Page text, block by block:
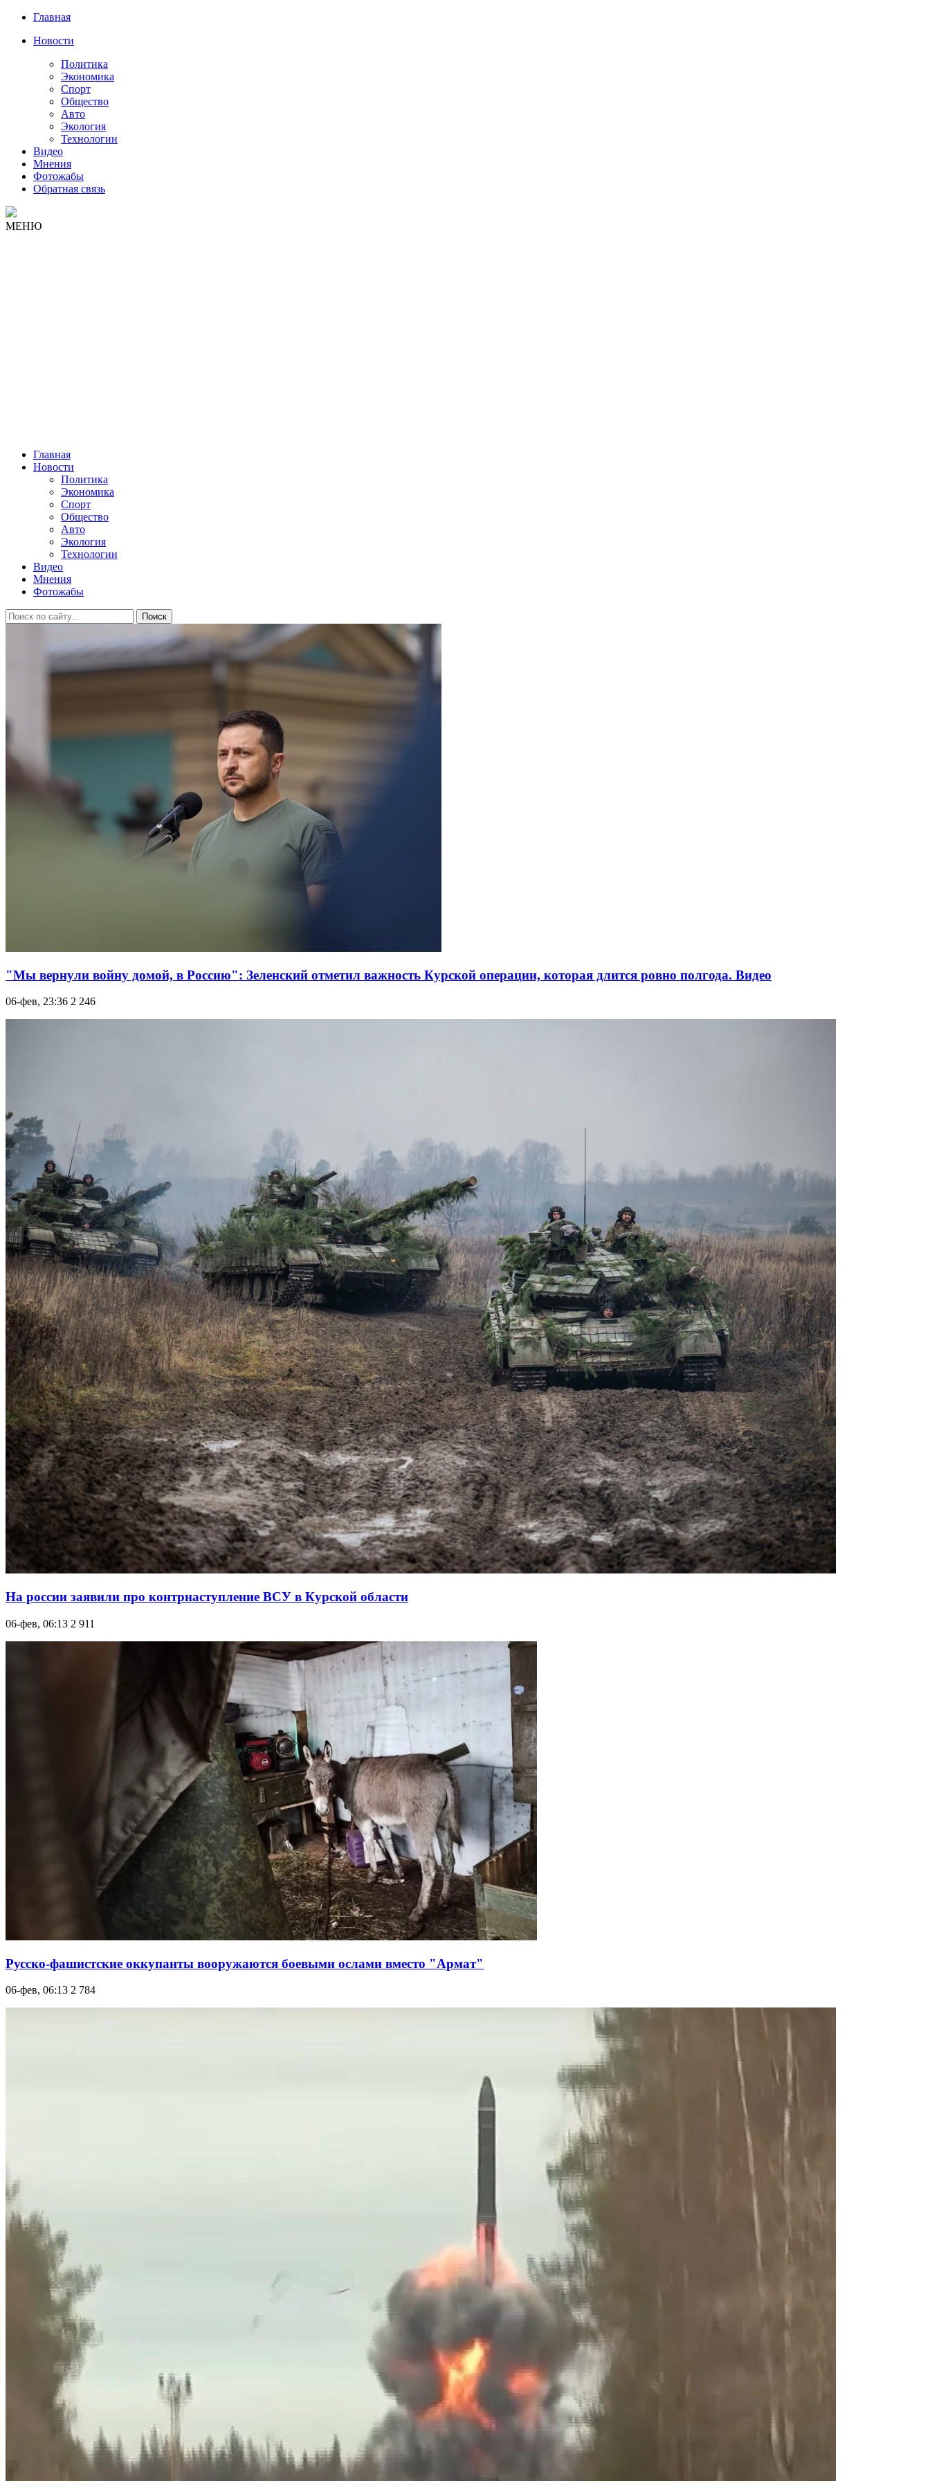
Главная
Новости
Политика
Экономика
Спорт
Общество
Авто
Экология
Технологии
Видео
Мнения
Фотожабы
Обратная связь
МЕНЮ
Главная
Новости
Политика
Экономика
Спорт
Общество
Авто
Экология
Технологии
Видео
Мнения
Фотожабы
Поиск
"Мы вернули войну домой, в Россию": Зеленский отметил важность Курской операции, которая длится ровно полгода. Видео
06-фев, 23:36 2 246
На россии заявили про контрнаступление ВСУ в Курской области
06-фев, 06:13 2 911
Русско-фашистские оккупанты вооружаются боевыми ослами вместо "Армат"
06-фев, 06:13 2 784